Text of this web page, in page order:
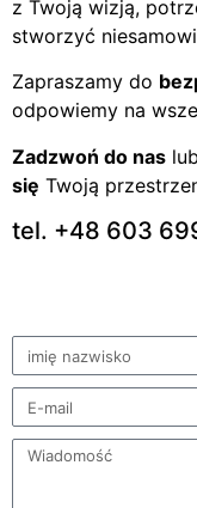
z Twoją wizją,
stworzyć
Zapraszamy do
odpowiemy na
Zadzwoń do nas lub
się Twoją
tel. +48 603